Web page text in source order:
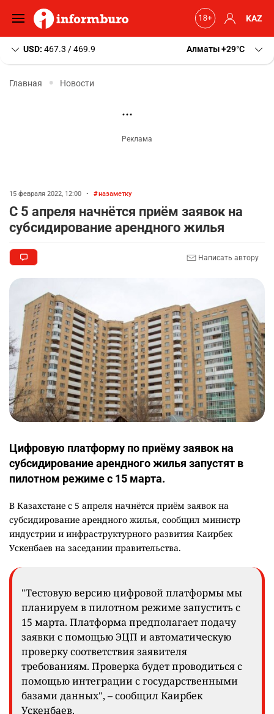
KAZ
USD: 467.3 / 469.9 Алматы+29 C
Главная Новости
15 февраля 2022, 12:00 • назаметку
С 5 апреля начнётся приём заявок на
субсидирование арендного жилья
Написать автору
Цифровую платформу по приёму заявок на
субсидирование арендного жилья запустят в
пилотном режиме с 15 марта.
В Казахстане с 5 апреля начнётся приём заявок на
субсидирование арендного жилья, сообщил министр
индустрии и инфраструктурного развития Каирбек
Ускенбаев на заседании правительства.
"Тестовую версию цифровой платформы мы
планируем в пилотном режиме запустить с
15 марта. Платформа предполагает подачу
заявки с помощью ЭЦП и автоматическую
проверку соответствия заявителя
требованиям. Проверка будет проводиться с
помощью интеграции с государственными
базами данных", – сообщил Каирбек
Ускенбаев.